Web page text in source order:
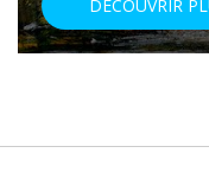
DÉCOUVRIR